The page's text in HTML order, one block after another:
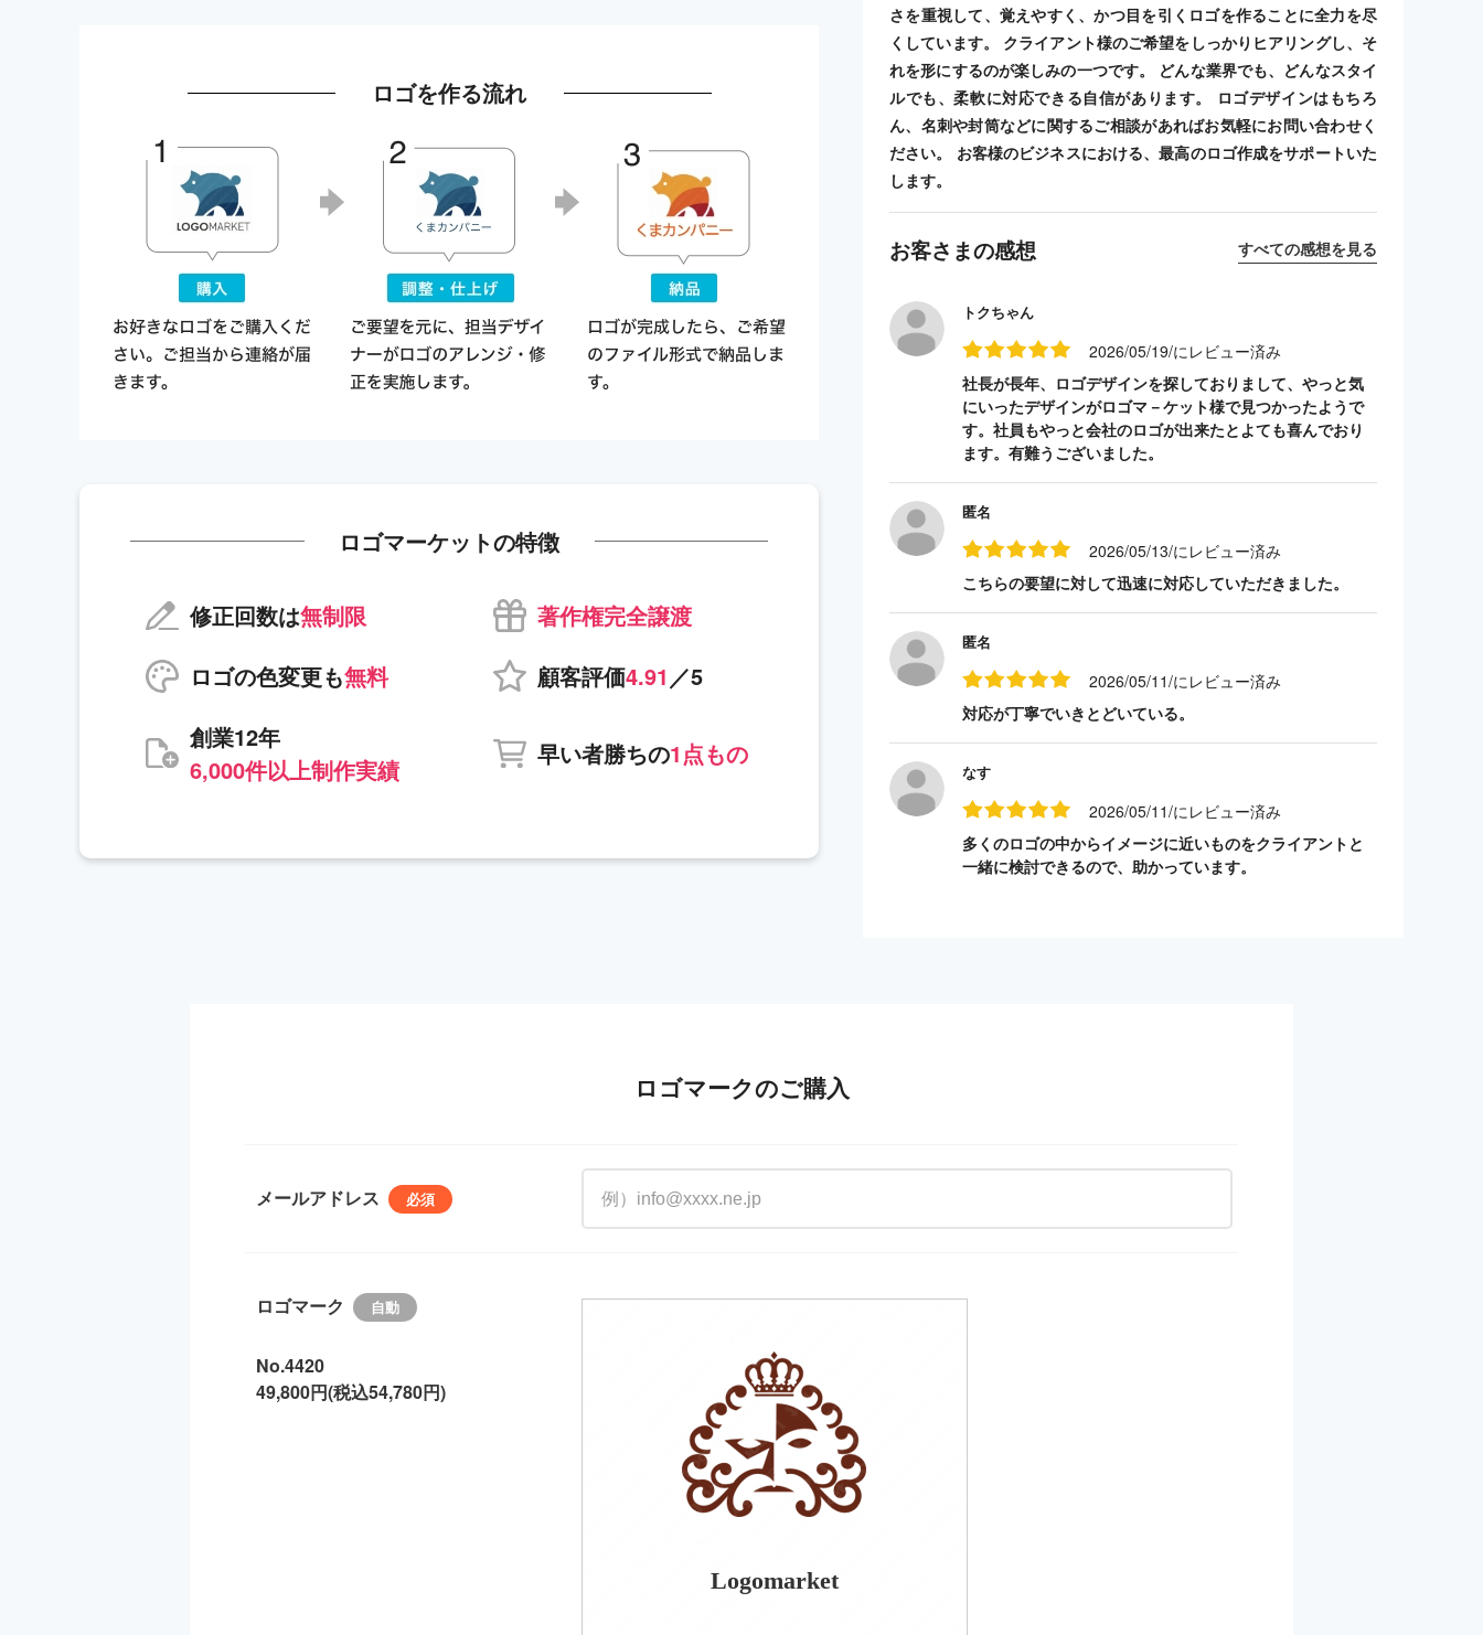
ロゴを作る流れ
ロゴマーケットの特徴
修正回数は無制限
著作権完全譲渡
ロゴの色変更も無料 顧客評価4.91 ／5
創業12年
6,000件以上制作実績
早い者勝ちの1点もの
さを重視して、覚えやすく、かつ目を引くロゴを作ることに全力を尽
くしています。 クライアント様のご希望をしっかりヒアリングし、そ
れを形にするのが楽しみの一つです。 どんな業界でも、どんなスタイ
ルでも、柔軟に対応できる自信があります。 ロゴデザインはもちろ
ん、名刺や封筒などに関するご相談があればお気軽にお問い合わせく
ださい。 お客様のビジネスにおける、最高のロゴ作成をサポートいた
します。
お客さまの感想 すべての感想を見る
トクちゃん
2026/05/19/にレビュー済み
社長が長年、ロゴデザインを探しておりまして、やっと気
にいったデザインがロゴマ－ケット様で見つかったようで
す。社員もやっと会社のロゴが出来たとよても喜んでおり
ます。有難うございました。
匿名
2026/05/13/にレビュー済み
こちらの要望に対して迅速に対応していただきました。
匿名
2026/05/11/にレビュー済み
対応が丁寧でいきとどいている。
なす
2026/05/11/にレビュー済み
多くのロゴの中からイメージに近いものをクライアントと
一緒に検討できるので、助かっています。
ロゴマークのご購入
メールアドレス
ロゴマーク
No.4420
49,800円(税込54,780円)
Logomarket